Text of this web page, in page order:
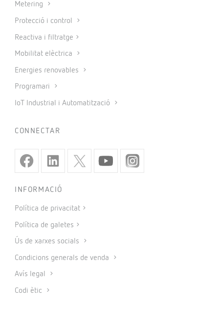
Metering
Protecció i control
Reactiva i filtratge
Mobilitat elèctrica
Energies renovables
Programari
IoT Industrial i Automatització
CONNECTAR
INFORMACIÓ
Política de privacitat
Política de galetes
Ús de xarxes socials
Condicions generals de venda
Avís legal
Codi ètic